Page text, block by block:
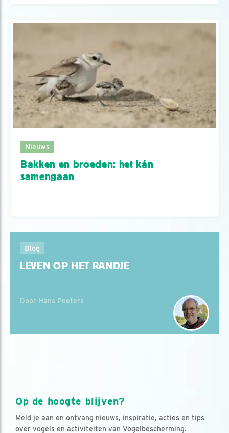
Nieuws
Bakken en broeden: het kán
samengaan
Blog
LEVEN OP HET RANDJE
Door Hans Peeters
Op de hoogte blijven?
Meld je aan en ontvang nieuws, inspiratie, acties en tips
over vogels en activiteiten van Vogelbescherming.